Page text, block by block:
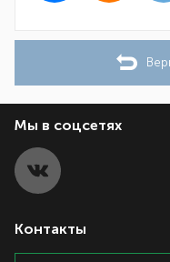
Мы в соцсетях
Контакты